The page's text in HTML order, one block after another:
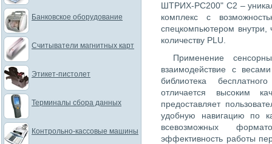
ШТРИХ-PC200" С2 –
комплекс с
спецкомпьютером внутри,
количеству PLU.
Применение
взаимодействие с
библиотека
отличается высоким
предоставляет
удобную навигацию по
всевозможных
эффективность работы
Банковское оборудование
Считыватели магнитных карт
Этикет-пистолет
Терминалы сбора данных
Контрольно-кассовые машины